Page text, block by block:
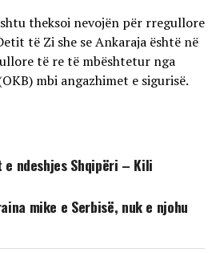
theksoi nevojën për rregullore
të Zi she se Ankaraja është në
të re të mbështetur nga
mbi angazhimet e sigurisë.
ndeshjes Shqipëri – Kili
mike e Serbisë, nuk e njohu